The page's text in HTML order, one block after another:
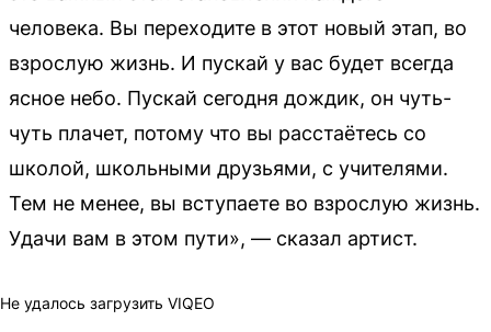
человека. Вы переходите в этот новый этап, во
взрослую жизнь. И пускай у вас будет всегда
ясное небо. Пускай сегодня дождик, он чуть-
чуть плачет, потому что вы расстаётесь со
школой, школьными друзьями, с учителями.
Тем не менее, вы вступаете во взрослую жизнь.
Удачи вам в этом пути», — сказал артист.
Не удалось загрузить VIQEO